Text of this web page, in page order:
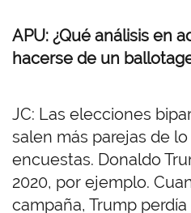
APU: ¿Qué análisis en
hacerse de un
JC: Las elecciones
salen más parejas de
encuestas. Donaldo
2020, por ejemplo.
campaña, Trump